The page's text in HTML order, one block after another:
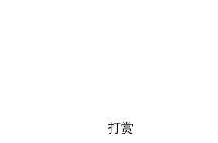
打赏